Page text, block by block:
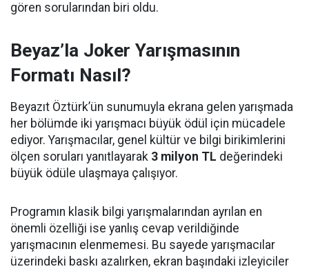
gören sorularından biri oldu.
Beyaz’la Joker Yarışmasının
Formatı Nasıl?
Beyazıt Öztürk’ün sunumuyla ekrana gelen yarışmada
her bölümde iki yarışmacı büyük ödül için mücadele
ediyor. Yarışmacılar, genel kültür ve bilgi birikimlerini
ölçen soruları yanıtlayarak 3 milyon TL değerindeki
büyük ödüle ulaşmaya çalışıyor.
Programın klasik bilgi yarışmalarından ayrılan en
önemli özelliği ise yanlış cevap verildiğinde
yarışmacının elenmemesi. Bu sayede yarışmacılar
üzerindeki baskı azalırken, ekran başındaki izleyiciler